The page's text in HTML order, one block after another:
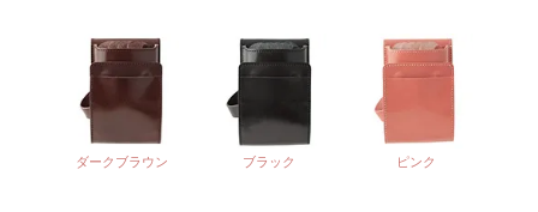
ダークブラウン ブラック ピンク